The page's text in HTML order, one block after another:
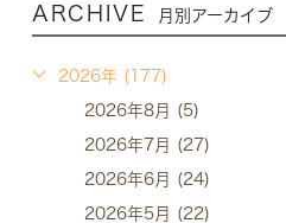
ARCHIVE 月別アーカイブ
2026年 (177)
2026年8月 (5)
2026年7月 (27)
2026年6月 (24)
2026年5月 (22)